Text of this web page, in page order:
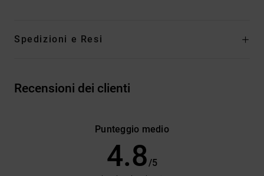
Spedizioni e Resi
Recensioni dei clienti
Punteggio medio
4.8 /5